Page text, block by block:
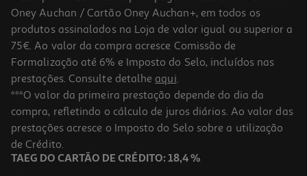
Capa Subblim Ipad 109" 10a Gen Black
24.99 €/un
24,99 €
Oney Auchan / Cartão Oney Auchan+, em todos os
produtos assinalados na Loja de valor igual ou superior a
75€. Ao valor da compra acresce Comissão de
Formalização até 6% e Imposto do Selo, incluídos nas
prestações. Consulte detalhe aqui.
***O valor da primeira prestação depende do dia da
compra, refletindo o cálculo de juros diários. Ao valor das
prestações acresce o Imposto do Selo sobre a utilização
de Crédito.
TAEG DO CARTÃO DE CRÉDITO: 18,4 %